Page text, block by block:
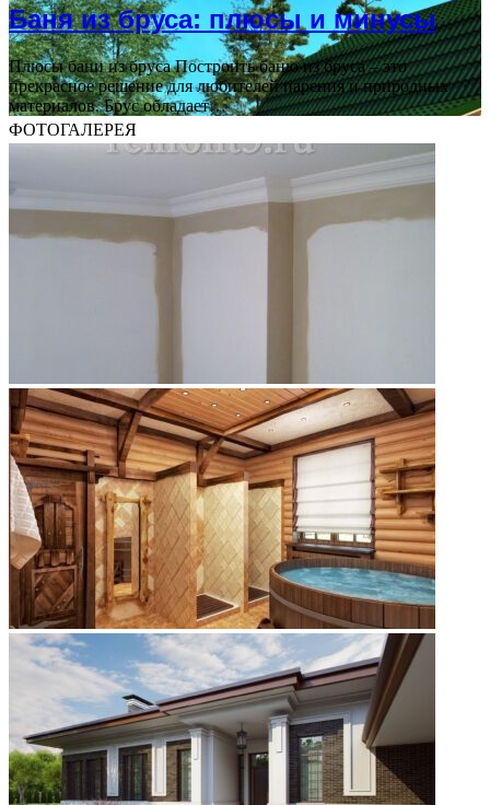
Баня из бруса: плюсы и минусы
Плюсы бани из бруса Построить баню из бруса – это
прекрасное решение для любителей парения и природных
материалов. Брус обладает…
ФОТОГАЛЕРЕЯ